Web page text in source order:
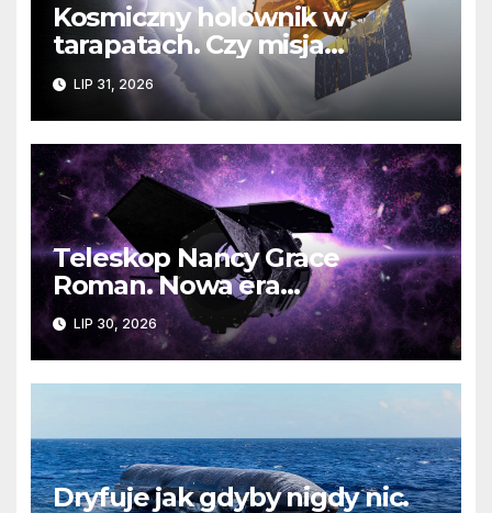
Kosmiczny holownik w
tarapatach. Czy misja
ratowania Teleskopu Swift
jest zagrożona?
LIP 31, 2026
Teleskop Nancy Grace
Roman. Nowa era
kosmicznych odkryć już
wkrótce
LIP 30, 2026
Dryfuje jak gdyby nigdy nic.